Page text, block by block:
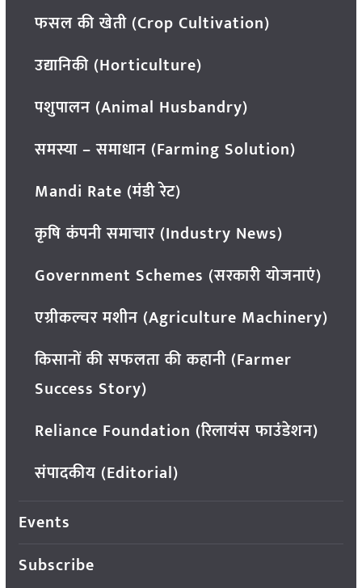
फसल की खेती (Crop Cultivation)
उद्यानिकी (Horticulture)
पशुपालन (Animal Husbandry)
समस्या – समाधान (Farming Solution)
Mandi Rate (मंडी रेट)
कृषि कंपनी समाचार (Industry News)
Government Schemes (सरकारी योजनाएं)
एग्रीकल्चर मशीन (Agriculture Machinery)
किसानों की सफलता की कहानी (Farmer
Success Story)
Reliance Foundation (रिलायंस फाउंडेशन)
संपादकीय (Editorial)
Events
Subscribe